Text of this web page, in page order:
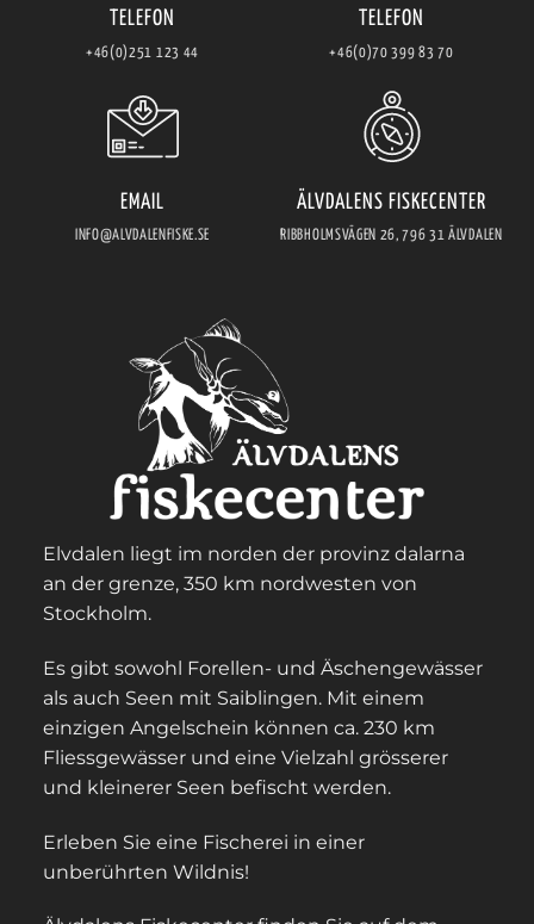
TELEFON
+46(0)251 123 44
TELEFON
+46(0)70 399 83 70
EMAIL
INFO@ALVDALENFISKE.SE
ÄLVDALENS FISKECENTER
RIBBHOLMSVÄGEN 26, 796 31 ÄLVDALEN
Elvdalen liegt im norden der provinz dalarna
an der grenze, 350 km nordwesten von
Stockholm.
Es gibt sowohl Forellen- und Äschengewässer
als auch Seen mit Saiblingen. Mit einem
einzigen Angelschein können ca. 230 km
Fliessgewässer und eine Vielzahl grösserer
und kleinerer Seen befischt werden.
Erleben Sie eine Fischerei in einer
unberührten Wildnis!